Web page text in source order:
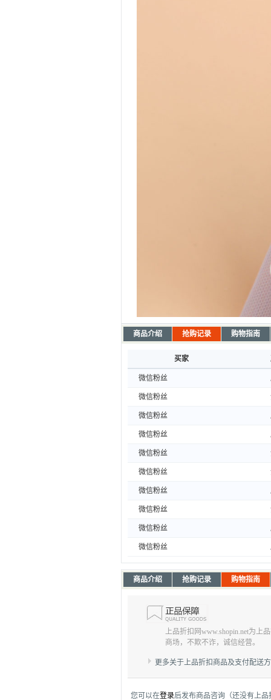
商品介绍 抢购记录 购物指南
买家
微信粉丝
微信粉丝
微信粉丝
微信粉丝
微信粉丝
微信粉丝
微信粉丝
微信粉丝
微信粉丝
微信粉丝
商品介绍 抢购记录 购物指南
上品折扣网www.shopin.net为上
商场，不欺不诈，诚信经营。
更多关于上品折扣商品及支付配送
您可以在登录后发布商品咨询（还没有上品